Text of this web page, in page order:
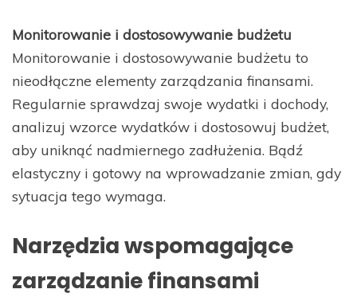
Monitorowanie i dostosowywanie budżetu
Monitorowanie i dostosowywanie budżetu to
nieodłączne elementy zarządzania finansami.
Regularnie sprawdzaj swoje wydatki i dochody,
analizuj wzorce wydatków i dostosowuj budżet,
aby uniknąć nadmiernego zadłużenia. Bądź
elastyczny i gotowy na wprowadzanie zmian, gdy
sytuacja tego wymaga.
Narzędzia wspomagające
zarządzanie finansami